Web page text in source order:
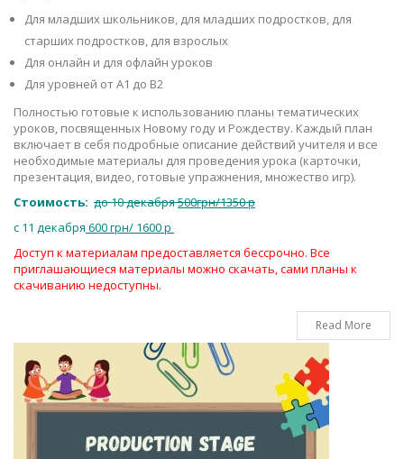
Для младших школьников, для младших подростков, для
старших подростков, для взрослых
Для онлайн и для офлайн уроков
Для уровней от A1 до B2
Полностью готовые к использованию планы тематических
уроков, посвященных Новому году и Рождеству. Каждый план
включает в себя подробные описание действий учителя и все
необходимые материалы для проведения урока (карточки,
презентация, видео, готовые упражнения, множество игр).
Стоимость: до 10 декабря500грн/1350 р
c 11 декабря 600 грн/ 1600 р
Доступ к материалам предоставляется бессрочно. Все
приглашающиеся материалы можно скачать, сами планы к
скачиванию недоступны.
Read More